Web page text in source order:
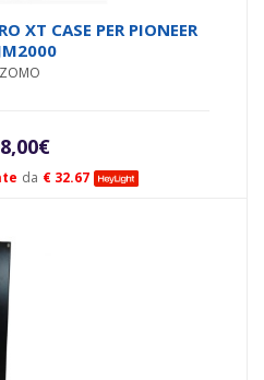
da € 32.67
XT CASE PER PIONEER
ZOMO
€